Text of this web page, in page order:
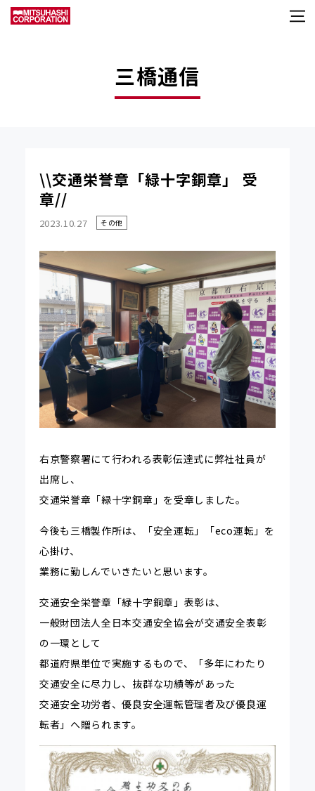
三橋通信
\\交通栄誉章「緑十字銅章」 受
章//
2023.10.27 その他
右京警察署にて行われる表彰伝達式に弊社社員が
出席し、
交通栄誉章「緑十字銅章」を受章しました。
今後も三橋製作所は、「安全運転」「eco運転」を
心掛け、
業務に勤しんでいきたいと思います。
交通安全栄誉章「緑十字銅章」表彰は、
一般財団法人全日本交通安全協会が交通安全表彰
の一環として
都道府県単位で実施するもので、「多年にわたり
交通安全に尽力し、抜群な功績等があった
交通安全功労者、優良安全運転管理者及び優良運
転者」へ贈られます。